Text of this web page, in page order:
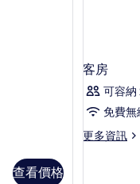
查看價格
客房
可容納
免費無
更多資訊
更